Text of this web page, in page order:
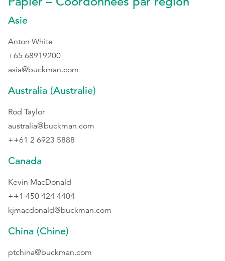
Asie
Anton White
+65 68919200
asia@buckman.com
Australia (Australie)
Rod Taylor
australia@buckman.com
++61 2 6923 5888
Canada
Kevin MacDonald
++1 450 424 4404
kjmacdonald@buckman.com
China (Chine)
ptchina@buckman.com